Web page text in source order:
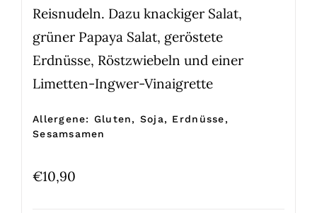
Reisnudeln. Dazu knackiger Salat,
grüner Papaya Salat, geröstete
Erdnüsse, Röstzwiebeln und einer
Limetten-Ingwer-Vinaigrette
Allergene: Gluten, Soja, Erdnüsse,
Sesamsamen
€10,90